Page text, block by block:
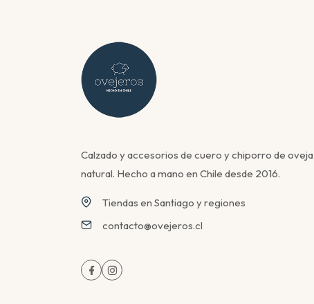
Calzado y accesorios de cuero y chiporro de oveja
natural. Hecho a mano en Chile desde 2016.
Tiendas en Santiago y regiones
contacto@ovejeros.cl